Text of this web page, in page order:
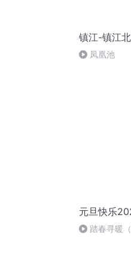
镇江-镇江
凤凰池
元旦快乐
踏春寻暖（